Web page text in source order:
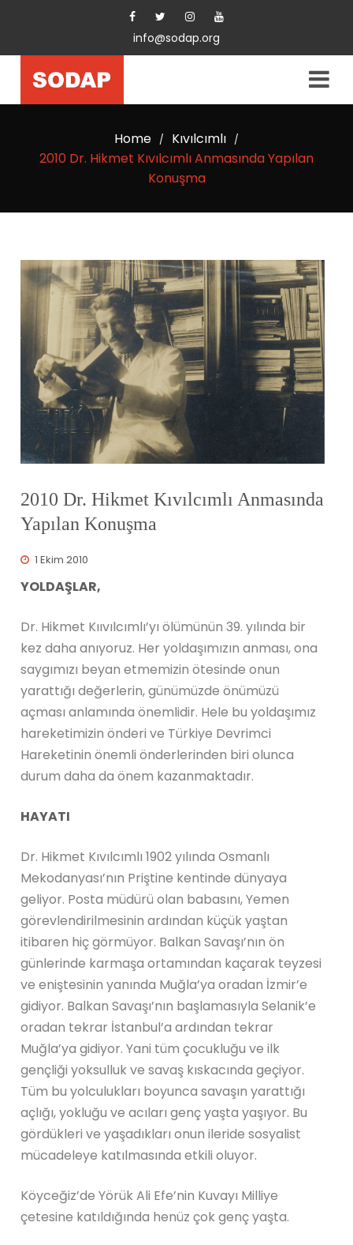
info@sodap.org
Home / Kıvılcımlı /
2010 Dr. Hikmet Kıvılcımlı Anmasında Yapılan
Konuşma
2010 Dr. Hikmet Kıvılcımlı Anmasında
Yapılan Konuşma
1 Ekim 2010
YOLDAŞLAR,
Dr. Hikmet Kııvılcımlı’yı ölümünün 39. yılında bir
kez daha anıyoruz. Her yoldaşımızın anması, ona
saygımızı beyan etmemizin ötesinde onun
yarattığı değerlerin, günümüzde önümüzü
açması anlamında önemlidir. Hele bu yoldaşımız
hareketimizin önderi ve Türkiye Devrimci
Hareketinin önemli önderlerinden biri olunca
durum daha da önem kazanmaktadır.
HAYATI
Dr. Hikmet Kıvılcımlı 1902 yılında Osmanlı
Mekodanyası’nın Priştine kentinde dünyaya
geliyor. Posta müdürü olan babasını, Yemen
görevlendirilmesinin ardından küçük yaştan
itibaren hiç görmüyor. Balkan Savaşı’nın ön
günlerinde karmaşa ortamından kaçarak teyzesi
ve eniştesinin yanında Muğla’ya oradan İzmir’e
gidiyor. Balkan Savaşı’nın başlamasıyla Selanik’e
oradan tekrar İstanbul’a ardından tekrar
Muğla’ya gidiyor. Yani tüm çocukluğu ve ilk
gençliği yoksulluk ve savaş kıskacında geçiyor.
Tüm bu yolculukları boyunca savaşın yarattığı
açlığı, yokluğu ve acıları genç yaşta yaşıyor. Bu
gördükleri ve yaşadıkları onun ileride sosyalist
mücadeleye katılmasında etkili oluyor.
Köyceğiz’de Yörük Ali Efe’nin Kuvayı Milliye
çetesine katıldığında henüz çok genç yaşta.